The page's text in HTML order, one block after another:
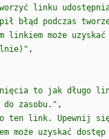
linku
błąd podczas
linkiem może
,
to jak długo
zasobu." ,
ten link. Upewnij
może uzyskać